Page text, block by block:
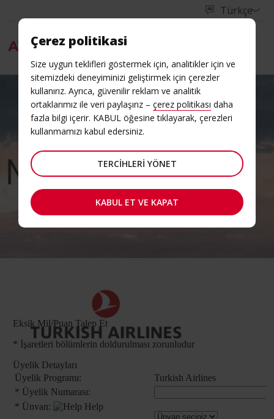
Çerez politikasi
Size uygun teklifleri göstermek için, analitikler için ve
sitemizdeki deneyiminizi geliştirmek için çerezler
kullanırız. Ayrıca, güvenilir reklam ve analitik
ortaklarımız ile veri paylaşırız – çerez politikası daha
fazla bilgi içerir. KABUL öğesine tıklayarak, çerezleri
kullanmamızı kabul edersiniz.
TERCIHLERI YÖNET
KABUL ET VE KAPAT